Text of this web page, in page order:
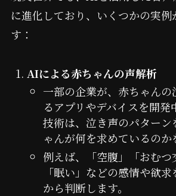
に進化しており、いくつかの実例
す：
AIによる赤ちゃんの声解析
一部の企業が、赤ちゃん
るアプリやデバイスを開発
技術は、泣き声のパターン
ゃんが何を求めているのか
例えば、「空腹」「おむつ
「眠い」などの感情や欲
から判断します。